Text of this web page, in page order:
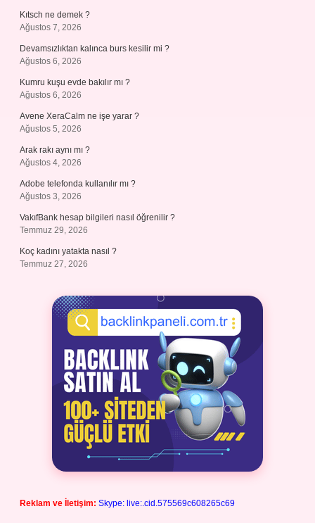
Kıtsch ne demek ?
Ağustos 7, 2026
Devamsızlıktan kalınca burs kesilir mi ?
Ağustos 6, 2026
Kumru kuşu evde bakılır mı ?
Ağustos 6, 2026
Avene XeraCalm ne işe yarar ?
Ağustos 5, 2026
Arak rakı aynı mı ?
Ağustos 4, 2026
Adobe telefonda kullanılır mı ?
Ağustos 3, 2026
VakıfBank hesap bilgileri nasıl öğrenilir ?
Temmuz 29, 2026
Koç kadını yatakta nasıl ?
Temmuz 27, 2026
Reklam ve İletişim: Skype: live:.cid.575569c608265c69